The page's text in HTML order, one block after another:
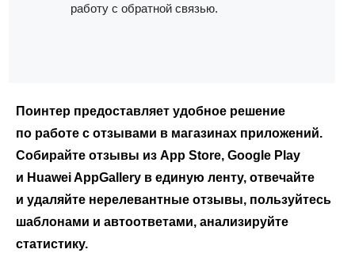
работу с обратной связью.
Поинтер предоставляет удобное решение
по работе с отзывами в магазинах приложений.
Собирайте отзывы из App Store, Google Play
и Huawei AppGallery в единую ленту, отвечайте
и удаляйте нерелевантные отзывы, пользуйтесь
шаблонами и автоответами, анализируйте
статистику.
Суммаризация отзывов
Интеграции
Активатор отзывов
QR-коды и email-рассылки
Бонусы и подарки за отзывы